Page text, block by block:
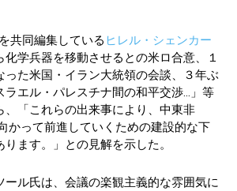
共同編集している ヒレル・シェンカー
化学兵器を移動させるとの米ロ合意、１
った米国・イラン大統領の会談、３年ぶ
ラエル・パレスチナ間の和平交渉…」等
、「これらの出来事により、中東非
かって前進していくための建設的な下
ます。」との見解を示した。
ール氏は、会議の楽観主義的な雰囲気に